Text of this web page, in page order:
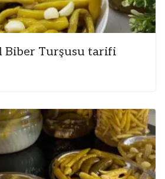
Biber Turşusu tarifi